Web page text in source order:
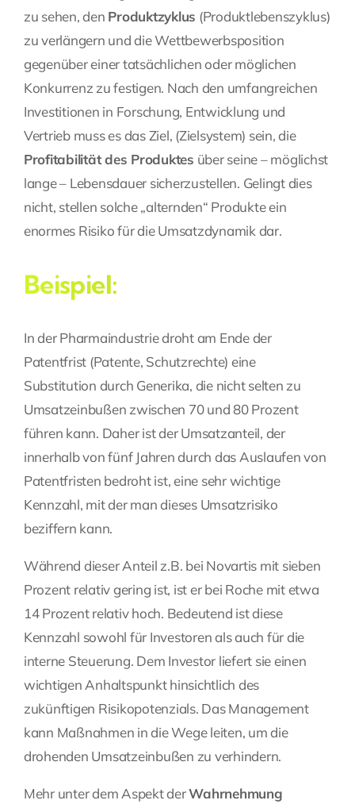
zu sehen, den Produktzyklus (Produktlebenszyklus)
zu verlängern und die Wettbewerbsposition
gegenüber einer tatsächlichen oder möglichen
Konkurrenz zu festigen. Nach den umfangreichen
Investitionen in Forschung, Entwicklung und
Vertrieb muss es dasZiel, (Zielsystem) sein, die
Profitabilität des Produktes über seine – möglichst
lange – Lebensdauer sicherzustellen. Gelingt dies
nicht, stellen solche „alternden“ Produkte ein
enormes Risiko für die Umsatzdynamik dar.
Beispiel:
In der Pharmaindustrie droht am Ende der
Patentfrist (Patente, Schutzrechte) eine
Substitution durch Generika, die nicht selten zu
Umsatzeinbußen zwischen 70 und 80 Prozent
führen kann. Daher ist der Umsatzanteil, der
innerhalb von fünf Jahren durch das Auslaufen von
Patentfristen bedroht ist, eine sehr wichtige
Kennzahl, mit der man dieses Umsatzrisiko
beziffern kann.
Während dieser Anteil z.B. bei Novartis mit sieben
Prozent relativ gering ist, ist er bei Roche mit etwa
14 Prozent relativ hoch. Bedeutend ist diese
Kennzahl sowohl für Investoren als auch für die
interne Steuerung. Dem Investor liefert sie einen
wichtigen Anhaltspunkt hinsichtlich des
zukünftigen Risikopotenzials. Das Management
kann Maßnahmen in die Wege leiten, um die
drohenden Umsatzeinbußen zu verhindern.
Mehr unter dem Aspekt derWahrnehmung